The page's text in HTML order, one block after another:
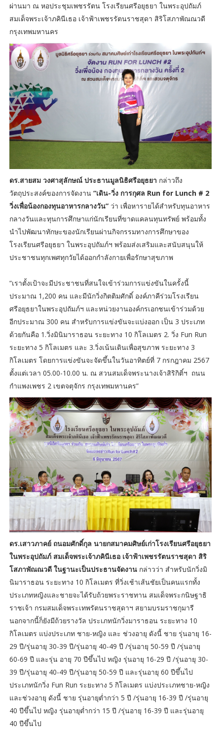
ผ่านมา ณ หอประชุมเพชรรัตน โรงเรียนศรีอยุธยา ในพระอุปถัมภ์
สมเด็จพระเจ้าภคินีเธอ เจ้าฟ้าเพชรรัตนราชสุดา สิริโสภาพัณณวดี
กรุงเทพมหานคร
ดร.สายสม วงศาสุลักษณ์ ประธานมูลนิธิศรีอยุธยา กล่าวถึง
วัตถุประสงค์ของการจัดงาน “เดิน-วิ่ง การกุศล Run for Lunch # 2
วิ่งเพื่อน้องกองทุนอาหารกลางวัน”ว่า เพื่อหารายได้สำหรับทุนอาหาร
กลางวันและทุนการศึกษาแก่นักเรียนที่ขาดแคลนทุนทรัพย์ พร้อมทั้ง
นำไปพัฒนาทักษะของนักเรียนผ่านกิจกรรมทางการศึกษาของ
โรงเรียนศรีอยุธยา ในพระอุปถัมภ์ฯ พร้อมส่งเสริมและสนับสนุนให้
ประชาชนทุกเพศทุกวัยได้ออกกำลังกายเพื่อรักษาสุขภาพ
“เราตั้งเป้าจะมีประชาชนที่สนใจเข้าร่วมการแข่งขันในครั้งนี้
ประมาณ 1,200 คน และมีนักวิ่งกิตติมศักดิ์ องค์ภาคีร่วมโรงเรียน
ศรีอยุธยาในพระอุปถัมภ์ฯ และหน่วยงานองค์กรเอกชนเข้าร่วมด้วย
อีกประมาณ 300 คน สำหรับการแข่งขันจะแบ่งออก เป็น 3 ประเภท
ด้วยกันคือ 1.วิ่งมินิมาราธอน ระยะทาง 10 กิโลเมตร 2. วิ่ง Fun Run
ระยะทาง 5 กิโลเมตร และ 3.วิ่งเน้นเดินเพื่อสุขภาพ ระยะทาง 3
กิโลเมตร โดยการแข่งขันจะจัดขึ้นในวันอาทิตย์ที่ 7 กรกฎาคม 2567
ตั้งแต่เวลา 05.00-10.00 น. ณ สวนสมเด็จพระนางเจ้าสิริกิติ์ฯ ถนน
กำแพงเพชร 2 เขตจตุจักร กรุงเทพมหานคร”
ดร.เสาวภาคย์ ถนอมศักดิ์กุล นายกสมาคมศิษย์เก่าโรงเรียนศรีอยุธยา
ในพระอุปถัมภ์ สมเด็จพระเจ้าภคินีเธอ เจ้าฟ้าเพชรรัตนราชสุดา สิริ
โสภาพัณณวดี ในฐานะเป็นประธานจัดงาน กล่าวว่า สำหรับนักวิ่งมิ
นิมาราธอน ระยะทาง 10 กิโลเมตร ที่วิ่งเช้าเส้นชัยเป็นคนแรกทั้ง
ประเภทหญิงและชายจะได้รับถ้วยพระราชทาน สมเด็จพระกนิษฐาธิ
ราชเจ้า กรมสมเด็จพระเทพรัตนราชสุดาฯ สยามบรมราชกุมารี
นอกจากนี้ก็ยังมีถ้วยรางวัล ประเภทนักวิ่งมาราธอน ระยะทาง 10
กิโลเมตร แบ่งประเภท ชาย-หญิง และ ช่วงอายุ ดังนี้ ชาย รุ่นอายุ 16-
29 ปี/รุ่นอายุ 30-39 ปี/รุ่นอายุ 40-49 ปี /รุ่นอายุ 50-59 ปี /รุ่นอายุ
60-69 ปี และรุ่น อายุ 70 ปีขึ้นไป หญิง รุ่นอายุ 16-29 ปี /รุ่นอายุ 30-
39 ปี/รุ่นอายุ 40-49 ปี/รุ่นอายุ 50-59 ปี และรุ่นอายุ 60 ปีขึ้นไป
ประเภทนักวิ่ง Fun Run ระยะทาง 5 กิโลเมตร แบ่งประเภทชาย-หญิง
และช่วงอายุ ดังนี้ ชาย รุ่นอายุต่ำกว่า 5 ปี /รุ่นอายุ 16-39 ปี /รุ่นอายุ
40 ปีขึ้นไป หญิง รุ่นอายุต่ำกว่า 15 ปี /รุ่นอายุ 16-39 ปี และรุ่นอายุ
40 ปีขึ้นไป